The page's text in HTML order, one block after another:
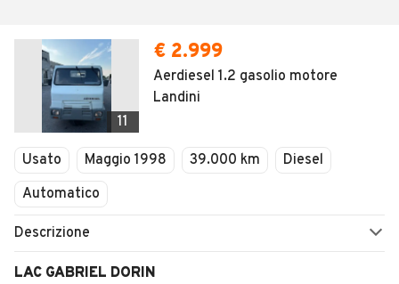
11
€ 2.999
Aerdiesel 1.2 gasolio motore
Landini
Usato Maggio 1998 39.000 km
Diesel
Automatico
Descrizione
LAC GABRIEL DORIN